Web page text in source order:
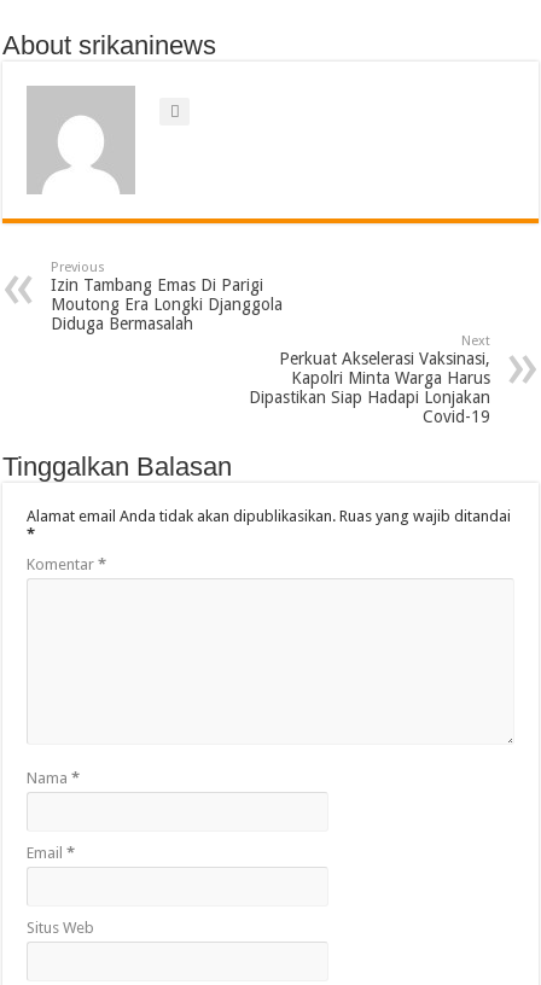
About srikaninews
Previous
Izin Tambang Emas Di Parigi
Moutong Era Longki Djanggola
Diduga Bermasalah
Next
Perkuat Akselerasi Vaksinasi,
Kapolri Minta Warga Harus
Dipastikan Siap Hadapi Lonjakan
Covid-19
Tinggalkan Balasan
Alamat email Anda tidak akan dipublikasikan. Ruas yang wajib ditandai
*
Komentar*
Nama*
Email*
Situs Web